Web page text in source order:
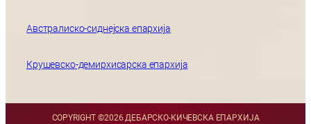
Австралиско-сиднејска епархија
Крушевско-демирхисарска епархија
COPYRIGHT ©2026 ДЕБАРСКО-КИЧЕВСКА ЕПАРХИЈА